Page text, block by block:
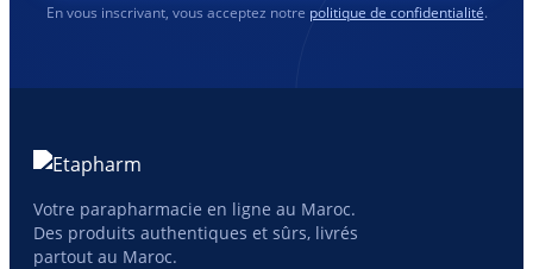
En vous inscrivant, vous acceptez notre politique de confidentialité.
Votre parapharmacie en ligne au Maroc.
Des produits authentiques et sûrs, livrés
partout au Maroc.